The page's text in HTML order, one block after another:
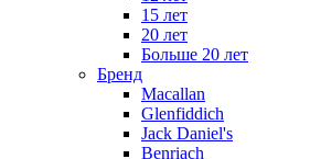
15 лет
20 лет
Больше 20 лет
Бренд
Macallan
Glenfiddich
Jack Daniel's
Benriach